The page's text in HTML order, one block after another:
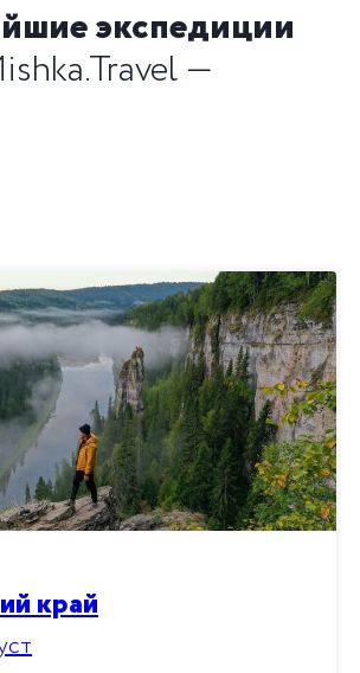
экспедиции
—
край